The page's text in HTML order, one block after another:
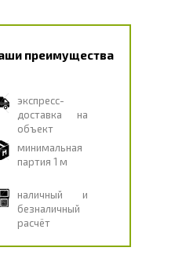
преимущества
экспресс-
доставка на
объект
минимальная
партия 1 м
наличный и
безналичный
расчёт